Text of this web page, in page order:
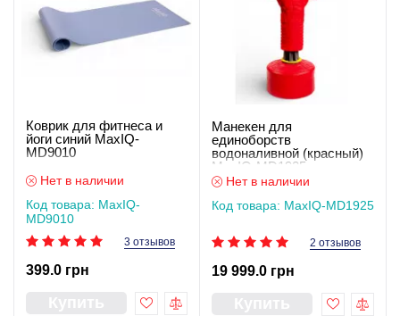
Коврик для фитнеса и
йоги синий MaxIQ-
MD9010
Нет в наличии
Код товара: MaxIQ-
MD9010
3 отзывов
399.0 грн
Манекен для
единоборств
водоналивной (красный)
MaxIQ-MD1925
Нет в наличии
Код товара: MaxIQ-MD1925
2 отзывов
19 999.0 грн